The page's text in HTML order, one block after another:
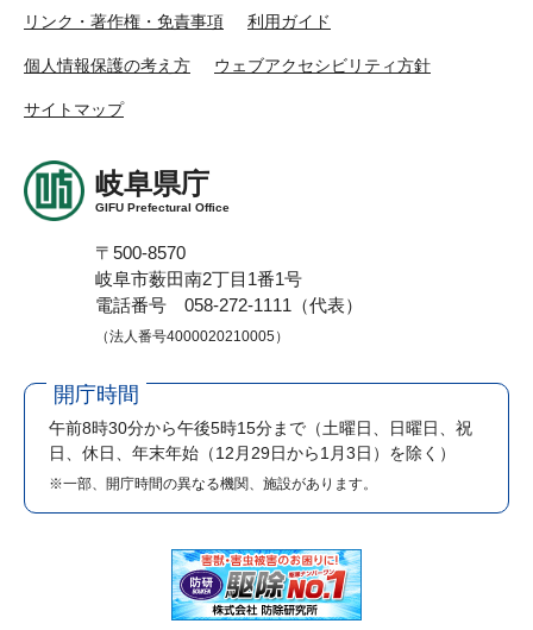
リンク・著作権・免責事項 利用ガイド
個人情報保護の考え方 ウェブアクセシビリティ方針
サイトマップ
岐阜県庁
GIFU Prefectural Office
〒500-8570
岐阜市薮田南2丁目1番1号
電話番号 058-272-1111（代表）
（法人番号4000020210005）
開庁時間
午前8時30分から午後5時15分まで （土曜日、日曜日、祝
日、休日、年末年始（12月29日から1月3日）を除く）
※一部、開庁時間の異なる機関、施設があります。